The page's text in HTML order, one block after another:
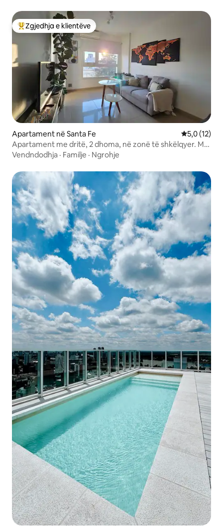
Më të mirat e zgjedhjeve të klientëve
Zgjedhja e klientëve
Apartament në Santa Fe Vlerësimi
5,0 (12)
Apartament me dritë, 2 dhoma, në zonë të shkëlqyer. Me
garazh!
Vendndodhja · Familje · Ngrohje